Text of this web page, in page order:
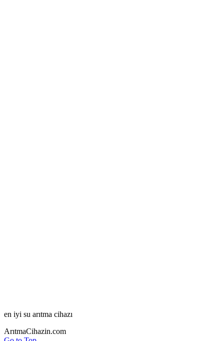
en iyi su arıtma cihazı
ArıtmaCihazin.com